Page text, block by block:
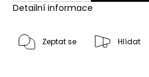
Detailní informace
Zeptat se Hlídat